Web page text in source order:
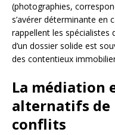
(photographies,
s’avérer déterminante en
rappellent les spécialistes
d’un dossier solide est
des contentieux
La médiation
alternatifs de
conflits